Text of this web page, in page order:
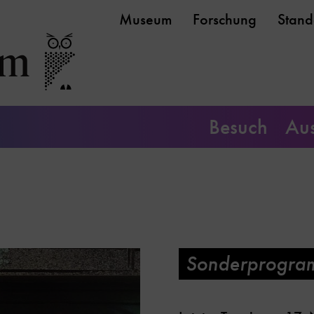
Museum Forschung
Besuch